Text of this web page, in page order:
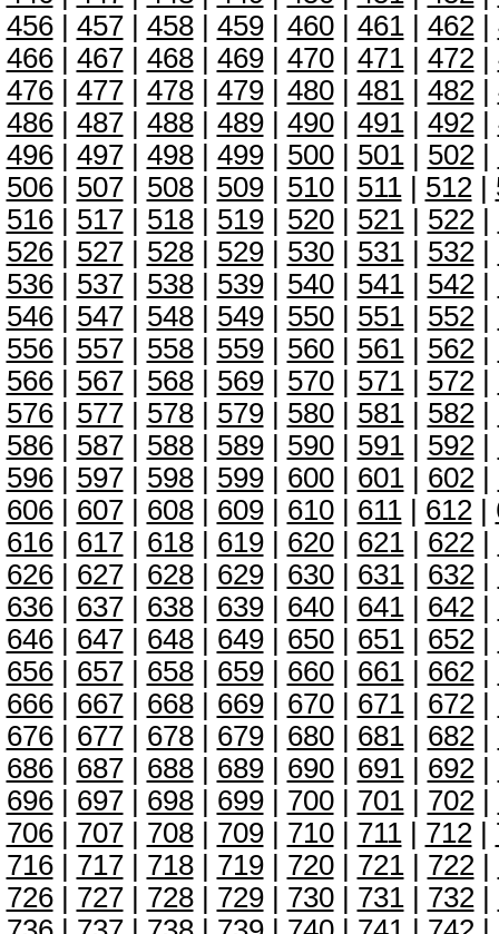
456| 457| 458| 459| 460| 461| 462|
466| 467| 468| 469| 470| 471| 472|
476| 477| 478| 479| 480| 481| 482|
486| 487| 488| 489| 490| 491| 492|
496| 497| 498| 499| 500| 501| 502|
506| 507| 508| 509| 510| 511| 512|
516| 517| 518| 519| 520| 521| 522|
526| 527| 528| 529| 530| 531| 532|
536| 537| 538| 539| 540| 541| 542|
546| 547| 548| 549| 550| 551| 552|
556| 557| 558| 559| 560| 561| 562|
566| 567| 568| 569| 570| 571| 572|
576| 577| 578| 579| 580| 581| 582|
586| 587| 588| 589| 590| 591| 592|
596| 597| 598| 599| 600| 601| 602|
606| 607| 608| 609| 610| 611| 612|
616| 617| 618| 619| 620| 621| 622|
626| 627| 628| 629| 630| 631| 632|
636| 637| 638| 639| 640| 641| 642|
646| 647| 648| 649| 650| 651| 652|
656| 657| 658| 659| 660| 661| 662|
666| 667| 668| 669| 670| 671| 672|
676| 677| 678| 679| 680| 681| 682|
686| 687| 688| 689| 690| 691| 692|
696| 697| 698| 699| 700| 701| 702|
706| 707| 708| 709| 710| 711| 712|
716| 717| 718| 719| 720| 721| 722|
726| 727| 728| 729| 730| 731| 732|